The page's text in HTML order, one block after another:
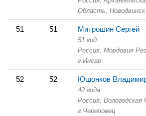
Область, Новодвинск
51 51 Митрошин Сергей
51 год
Россия, Мордовия
г.Инсар
52 52 Юшонков
42 года
Россия, Вологодская
г.Череповец